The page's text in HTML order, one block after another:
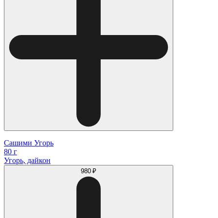
Сашими Угорь
80 г
Угорь, дайкон
980 ₽